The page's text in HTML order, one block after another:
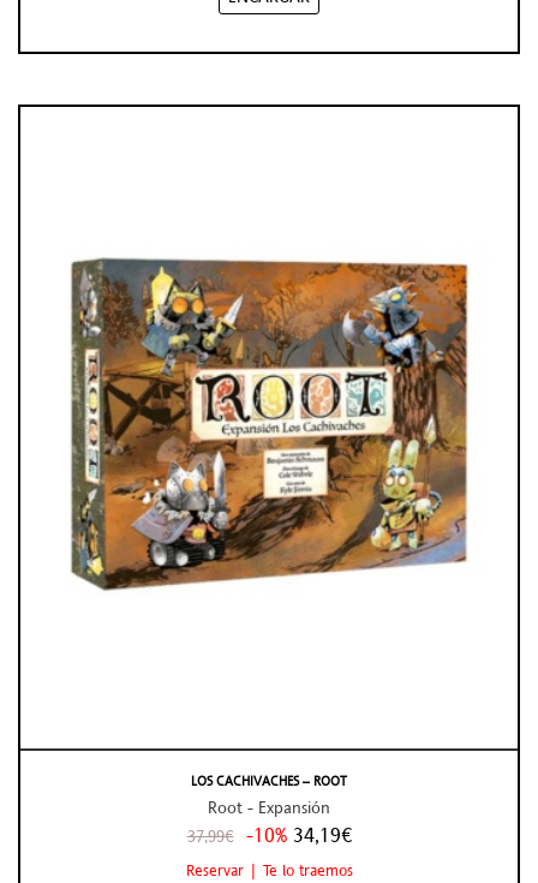
LOS CACHIVACHES – ROOT
Root - Expansión
37,99€ -10% 34,19€
Reservar | Te lo traemos